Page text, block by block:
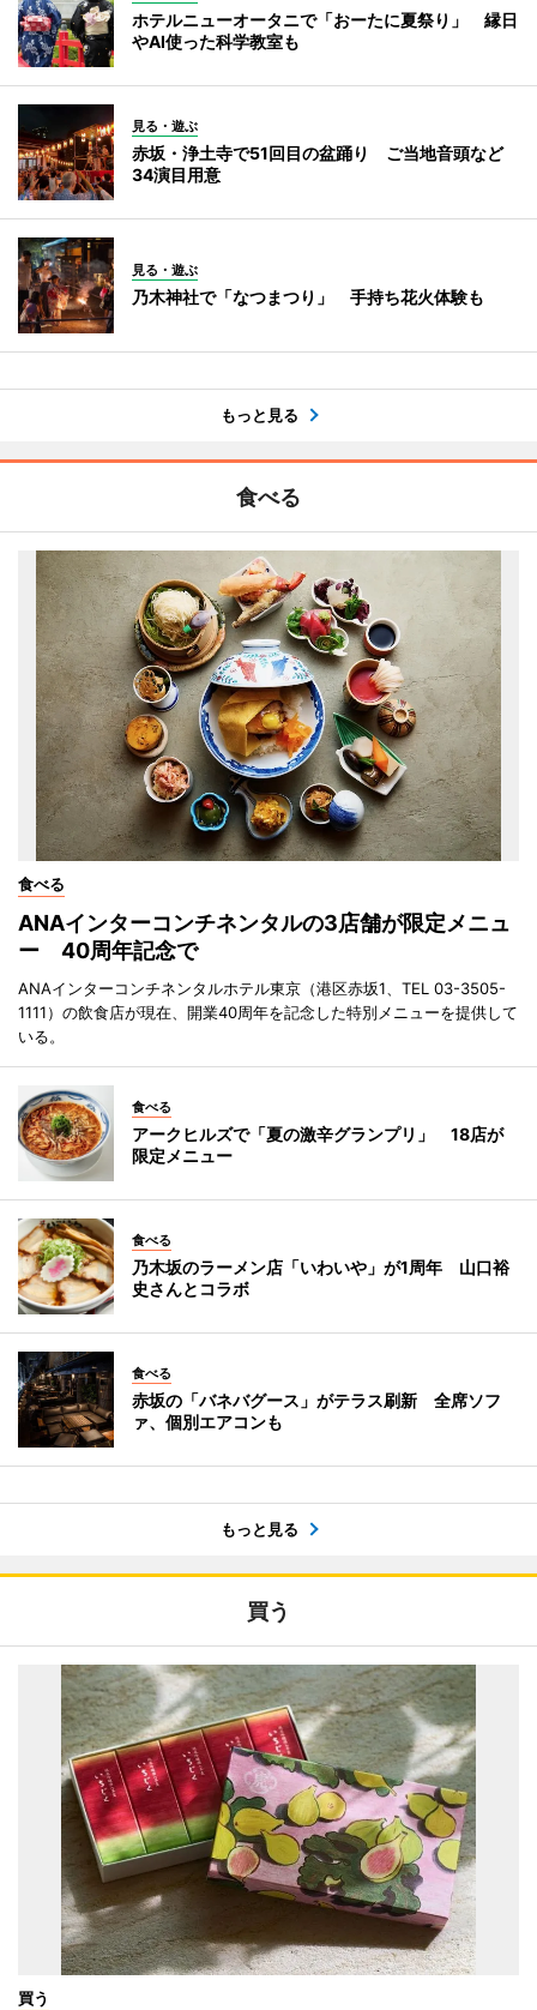
ホテルニューオータニで「おーたに夏祭り」 縁日
やAI使った科学教室も
見る・遊ぶ
赤坂・浄土寺で51回目の盆踊り ご当地音頭など
34演目用意
見る・遊ぶ
乃木神社で「なつまつり」 手持ち花火体験も
もっと見る
食べる
食べる
ANAインターコンチネンタルの3店舗が限定メニュ
ー 40周年記念で
ANAインターコンチネンタルホテル東京（港区赤坂1、TEL 03-3505-
1111）の飲食店が現在、開業40周年を記念した特別メニューを提供して
いる。
食べる
アークヒルズで「夏の激辛グランプリ」 18店が
限定メニュー
食べる
乃木坂のラーメン店「いわいや」が1周年 山口裕
史さんとコラボ
食べる
赤坂の「バネバグース」がテラス刷新 全席ソフ
ァ、個別エアコンも
もっと見る
買う
買う